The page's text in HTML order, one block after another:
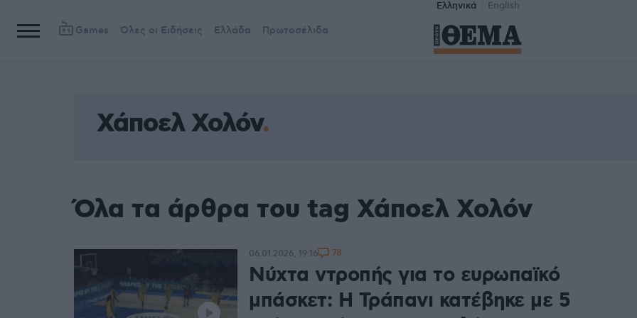
Ελληνικά English
Games Όλες οι Ειδήσεις Ελλάδα Πρωτοσέλιδα
Χάποελ Χολόν
Όλα τα άρθρα του tag Χάποελ Χολόν
Νύχτα ντροπής για το ευρωπαϊκό
μπάσκετ: Η Τράπανι κατέβηκε με 5
06.01.2026, 19:16 78